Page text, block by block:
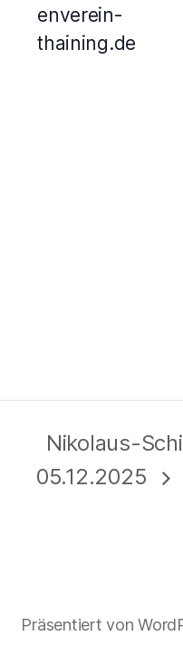
enverein-
thaining.de
Nikolaus-
05.12.2025
Präsentiert von